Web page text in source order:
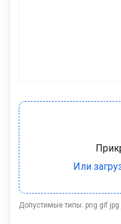
Допустимые типы: png gif jpg